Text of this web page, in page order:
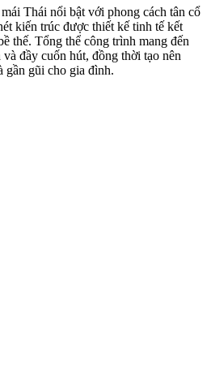
Thái nổi bật với phong cách tân cổ
kiến trúc được thiết kế tinh tế kết
thế. Tổng thể công trình mang đến
đầy cuốn hút, đồng thời tạo nên
gần gũi cho gia đình.